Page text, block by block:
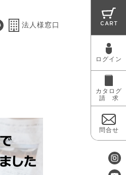
法人様窓口 CART
ログイン
カタログ
請 求
問合せ